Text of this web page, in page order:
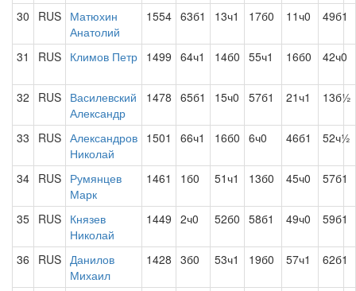
30 RUS Матюхин
Анатолий
1554 63б1 13ч1 17б0 11ч0 49б1
31 RUS Климов Петр 1499 64ч1 14б0 55ч1 16б0 42ч0
32 RUS Василевский
Александр
1478 65б1 15ч0 57б1 21ч1 13б½
33 RUS Александров
Николай
1501 66ч1 16б0 6ч0 46б1 52ч½
34 RUS Румянцев
Марк
1461 1б0 51ч1 13б0 45ч0 57б1
35 RUS Князев
Николай
1449 2ч0 52б0 58б1 49ч0 59б1
36 RUS Данилов
Михаил
1428 3б0 53ч1 19б0 57ч1 62б1